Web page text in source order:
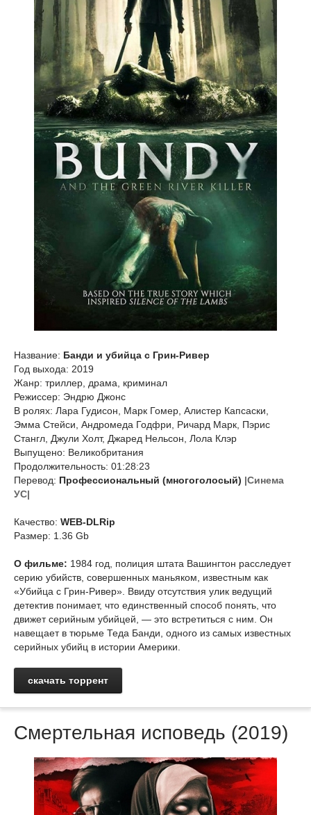
Название: Банди и убийца с Грин-Ривер
Год выхода: 2019
Жанр: триллер, драма, криминал
Режиссер: Эндрю Джонс
В ролях: Лара Гудисон, Марк Гомер, Алистер Капсаски,
Эмма Стейси, Андромеда Годфри, Ричард Марк, Пэрис
Стангл, Джули Холт, Джаред Нельсон, Лола Клэр
Выпущено: Великобритания
Продолжительность: 01:28:23
Перевод: Профессиональный (многоголосый) |Синема
УС|
Качество: WEB-DLRip
Размер: 1.36 Gb
О фильме: 1984 год, полиция штата Вашингтон расследует
серию убийств, совершенных маньяком, известным как
«Убийца с Грин-Ривер». Ввиду отсутствия улик ведущий
детектив понимает, что единственный способ понять, что
движет серийным убийцей, — это встретиться с ним. Он
навещает в тюрьме Теда Банди, одного из самых известных
серийных убийц в истории Америки.
скачать торрент
Смертельная исповедь (2019)